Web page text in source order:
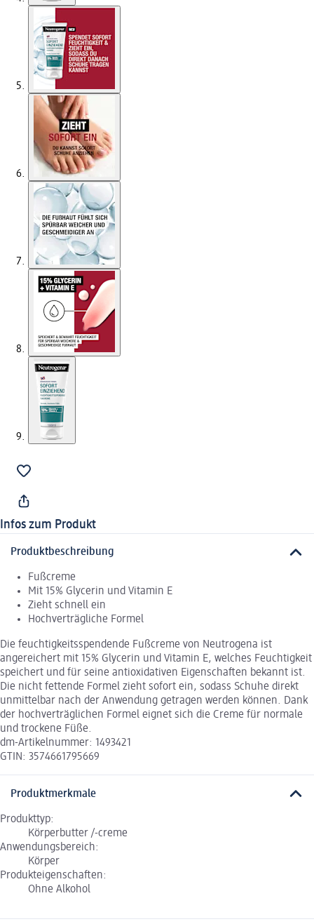
Infos zum Produkt
Produktbeschreibung
Fußcreme
Mit 15% Glycerin und Vitamin E
Zieht schnell ein
Hochverträgliche Formel
Die feuchtigkeitsspendende Fußcreme von Neutrogena ist
angereichert mit 15% Glycerin und Vitamin E, welches Feuchtigkeit
speichert und für seine antioxidativen Eigenschaften bekannt ist.
Die nicht fettende Formel zieht sofort ein, sodass Schuhe direkt
unmittelbar nach der Anwendung getragen werden können. Dank
der hochverträglichen Formel eignet sich die Creme für normale
und trockene Füße.
dm-Artikelnummer: 1493421
GTIN: 3574661795669
Produktmerkmale
Produkttyp:
Körperbutter /-creme
Anwendungsbereich:
Körper
Produkteigenschaften:
Ohne Alkohol